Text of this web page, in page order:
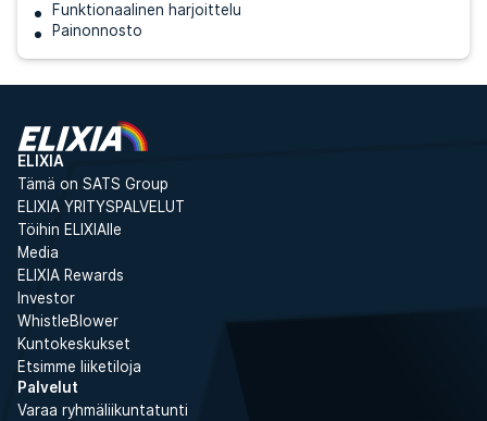
Funktionaalinen harjoittelu
Painonnosto
ELIXIA
Tämä on SATS Group
ELIXIA YRITYSPALVELUT
Töihin ELIXIAlle
Media
ELIXIA Rewards
Investor
WhistleBlower
Kuntokeskukset
Etsimme liiketiloja
Palvelut
Varaa ryhmäliikuntatunti